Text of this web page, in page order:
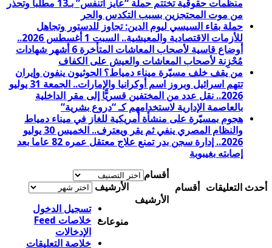
منظمات حقوقية تختتم حملة “عايز أتنفس” بـ13 مطلبا وتحذر
من موت المحتجزين بسبب التكدس والحر
حملة بقاء السيسي ليوم الدين: تجاوز للدستور وتجاهل
للأزمات الاقتصادية والمعيشية.. السبت 1 أغسطس 2026..
أوضاع قاسية لأصحاب المعاشات المتأخرة 6 أشهر شهادات
مُحْزِنة لأصحاب المعاشات والعيش على الكفاف
من يقف خلف مسيّرة ميناء دمياط؟ الحوثيون ينفون وإيران
تتهم اسرائيل وبروز اسم أوكرانيا والإمارات.. الجمعة 31 يوليو
2026.. نقل عدد من المختفين قسريًّا إلى مقر الداخلية
بالعاصمة الإدارية لاستخدامهم كـ “دروع بشرية”
هجوم بمسيّرة على منشأة أمريكية للغاز في ميناء دمياط
والنظام المصري ينفي ثم يقر ويعترف.. الخميس 30 يوليو
2026.. إدارة سجن بدر تمنع علاج معتقل عمره 82 عاما بعد
إصابته بغيبوبة
أحدث التعليقات أقسام
أقسام
الأرشيف
الأرشيف
منوعات
تسجيل الدخول
خلاصات Feed
الإدخالات
خلاصة التعليقات